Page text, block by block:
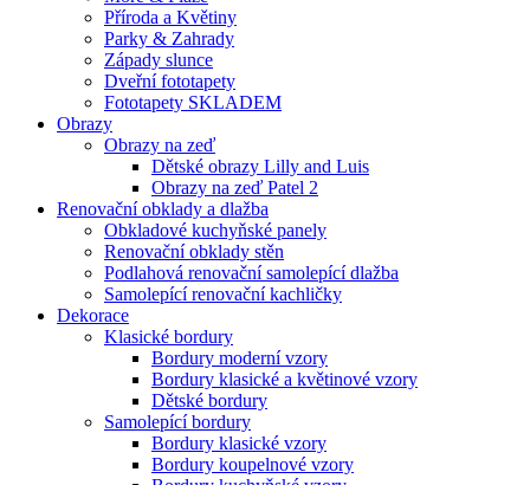
Příroda a Květiny
Parky & Zahrady
Západy slunce
Dveřní fototapety
Fototapety SKLADEM
Obrazy
Obrazy na zeď
Dětské obrazy Lilly and Luis
Obrazy na zeď Patel 2
Renovační obklady a dlažba
Obkladové kuchyňské panely
Renovační obklady stěn
Podlahová renovační samolepící dlažba
Samolepící renovační kachličky
Dekorace
Klasické bordury
Bordury moderní vzory
Bordury klasické a květinové vzory
Dětské bordury
Samolepící bordury
Bordury klasické vzory
Bordury koupelnové vzory